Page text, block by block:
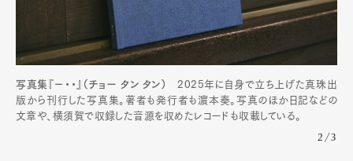
写真集『−・・』（チョー タン タン） 2025年に自身で立ち上げた真珠出
版から刊行した写真集。著者も発行者も濵本奏。写真のほか日記などの
文章や、横須賀で収録した音源を収めたレコードも収載している。
2/3